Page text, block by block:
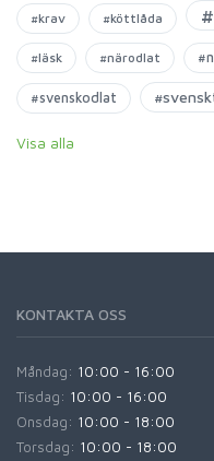
#krav #köttlåda
#läsk #närodlat
#svenskodlat
Visa alla
KONTAKTA OSS
Måndag: 10:00 - 16:00
Tisdag: 10:00 - 16:00
Onsdag: 10:00 - 18:00
Torsdag: 10:00 - 18:00